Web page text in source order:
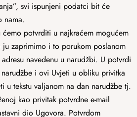
svi ispunjeni podatci bit će
nama.
ćemo potvrditi u najkraćem mogućem
ju zaprimimo i to porukom poslanom
adresu navedenu u narudžbi. U potvrdi
i ovi Uvjeti u obliku privitka
u tekstu valjanom ​​na dan narudžbe tj.
kao privitak potvrdne e-mail
dio Ugovora. Potvrdom